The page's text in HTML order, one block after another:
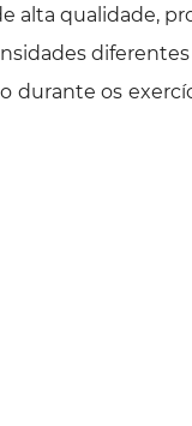
alta qualidade,
durante os